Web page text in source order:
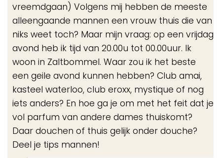
vreemdgaan) Volgens mij hebben de meeste
alleengaande mannen een vrouw thuis die van
niks weet toch? Maar mijn vraag: op een vrijdag
avond heb ik tijd van 20.00u tot 00.00uur. Ik
woon in Zaltbommel. Waar zou ik het beste
een geile avond kunnen hebben? Club amai,
kasteel waterloo, club eroxx, mystique of nog
iets anders? En hoe ga je om met het feit dat je
vol parfum van andere dames thuiskomt?
Daar douchen of thuis gelijk onder douche?
Deel je tips mannen!